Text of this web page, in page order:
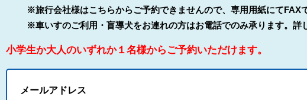
※旅行会社様はこちらからご予約できませんので、専用用紙にてFAX
※車いすのご利用・盲導犬をお連れの方はお電話でのみ承ります。詳
小学生か大人のいずれか１名様からご予約いただけます。
メールアドレス